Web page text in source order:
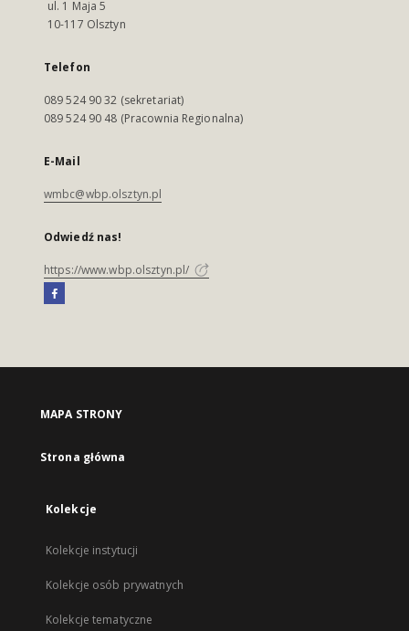
ul. 1 Maja 5
10-117 Olsztyn
Telefon
089 524 90 32 (sekretariat)
089 524 90 48 (Pracownia Regionalna)
E-Mail
wmbc@wbp.olsztyn.pl
Odwiedź nas!
https://www.wbp.olsztyn.pl/
MAPA STRONY
Strona główna
Kolekcje
Kolekcje instytucji
Kolekcje osób prywatnych
Kolekcje tematyczne